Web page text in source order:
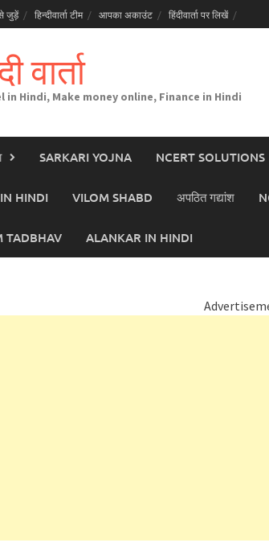
जुड़ें हिन्दीवार्ता टीम आपका अकाउंट हिंदीवार्ता पर लिखें
वार्ता
in Hindi, Make money online, Finance in Hindi
SARKARI YOJNA NCERT SOLUTIONS
HINDI VILOM SHABD अपठित गद्यांश
TADBHAV ALANKAR IN HINDI